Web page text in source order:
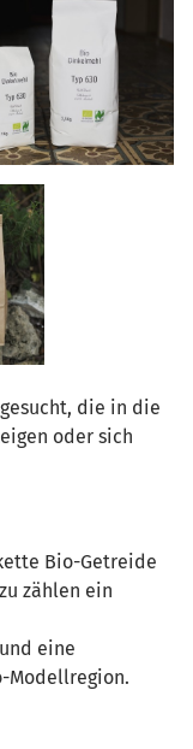
die in die
oder sich
Bio-Getreide
zählen ein
eine
Modellregion.